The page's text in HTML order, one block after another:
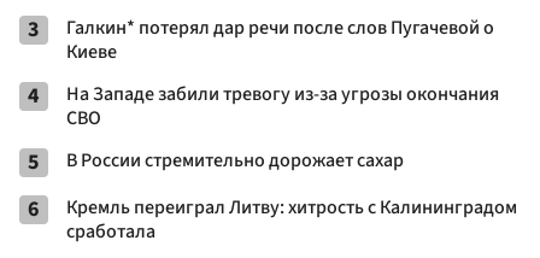
3
Галкин* потерял дар речи после слов Пугачевой о
Киеве
4
На Западе забили тревогу из-за угрозы окончания
СВО
5 В России стремительно дорожает сахар
6
Кремль переиграл Литву: хитрость с Калининградом
сработала